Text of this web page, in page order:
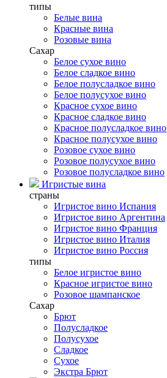
типы
Белые вина
Красные вина
Розовые вина
Сахар
Белое сухое вино
Белое сладкое вино
Белое полусладкое вино
Белое полусухое вино
Красное сухое вино
Красное сладкое вино
Красное полусладкое вино
Красное полусухое вино
Розовое сухое вино
Розовое полусухое вино
Розовое полусладкое вино
Игристые вина
страны
Игристое вино Испания
Игристое вино Аргентина
Игристое вино Франция
Игристое вино Италия
Игристое вино Россия
типы
Белое игристое вино
Красное игристое вино
Розовое шампанское
Сахар
Брют
Полусладкое
Полусухое
Сладкое
Сухое
Экстра Брют